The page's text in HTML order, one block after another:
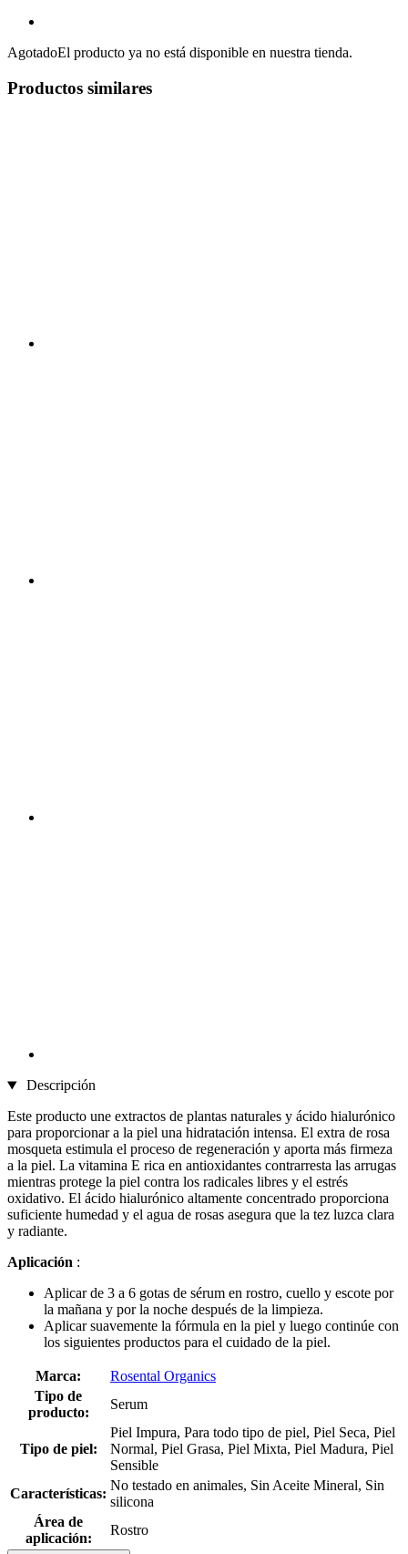
AgotadoEl producto ya no está disponible en nuestra tienda.
Productos similares
Descripción
Este producto une extractos de plantas naturales y ácido hialurónico
para proporcionar a la piel una hidratación intensa. El extra de rosa
mosqueta estimula el proceso de regeneración y aporta más firmeza
a la piel. La vitamina E rica en antioxidantes contrarresta las arrugas
mientras protege la piel contra los radicales libres y el estrés
oxidativo. El ácido hialurónico altamente concentrado proporciona
suficiente humedad y el agua de rosas asegura que la tez luzca clara
y radiante.
Aplicación :
Aplicar de 3 a 6 gotas de sérum en rostro, cuello y escote por
la mañana y por la noche después de la limpieza.
Aplicar suavemente la fórmula en la piel y luego continúe con
los siguientes productos para el cuidado de la piel.
Marca:
Rosental Organics
Tipo de
producto:
Serum
Tipo de piel:
Piel Impura, Para todo tipo de piel, Piel Seca, Piel
Normal, Piel Grasa, Piel Mixta, Piel Madura, Piel
Sensible
Características:
No testado en animales, Sin Aceite Mineral, Sin
silicona
Área de
aplicación:
Rostro